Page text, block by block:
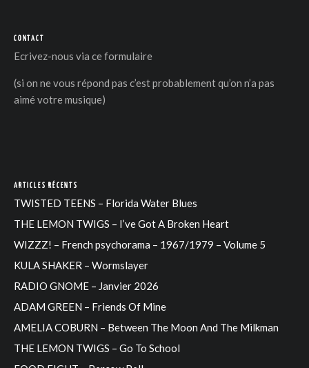
CONTACT
Ecrivez-nous via ce formulaire
(si on ne vous répond pas c’est probablement qu’on n’a pas
aimé votre musique)
ARTICLES RÉCENTS
TWISTED TEENS – Florida Water Blues
THE LEMON TWIGS – I’ve Got A Broken Heart
WIZZZ! – French psychorama – 1967/1979 – Volume 5
KULA SHAKER – Wormslayer
RADIO GNOME – Janvier 2026
ADAM GREEN – Friends Of Mine
AMELIA COBURN – Between The Moon And The Milkman
THE LEMON TWIGS – Go To School